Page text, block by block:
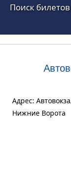
Поиск билетов
Адрес:
Нижние Ворота